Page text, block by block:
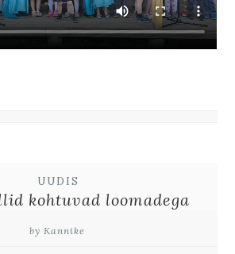
UUDIS
kohtuvad loomadega
by Kannike